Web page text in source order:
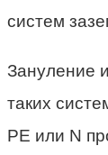
систем
Зануление
таких
PE или N